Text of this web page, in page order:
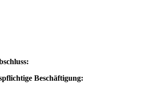
Beschäftigung: